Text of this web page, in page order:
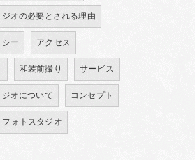
オの必要とされる理由
ー アクセス
和装前撮り サービス
オについて コンセプト
フォトスタジオ